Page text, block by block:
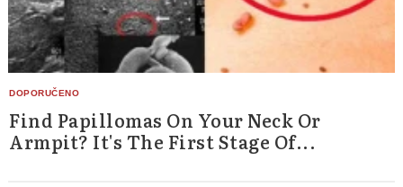
Find Papillomas On Your Neck Or
Armpit? It's The First Stage Of...